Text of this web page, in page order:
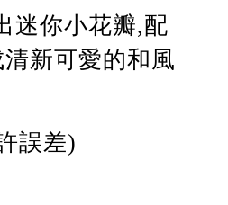
迷你小花瓣,配
新可愛的和風
誤差)